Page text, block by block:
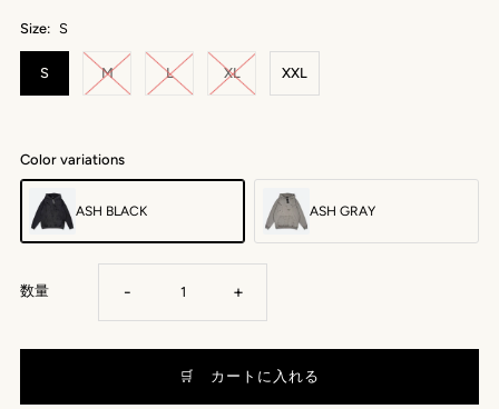
Size: S
S M L XL XXL
Color variations
ASH BLACK ASH GRAY
数量 - +